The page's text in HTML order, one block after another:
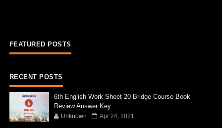
FEATURED POSTS
RECENT POSTS
6th English Work Sheet 20 Bridge Course Book
Review Answer Key
Unknown Apr 24, 2021